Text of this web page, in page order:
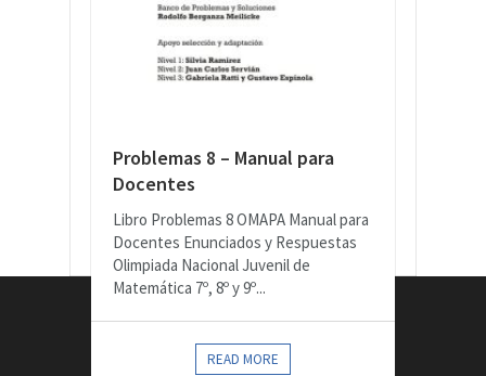
Problemas 8 – Manual para
Docentes
Libro Problemas 8 OMAPA Manual para
Docentes Enunciados y Respuestas
Olimpiada Nacional Juvenil de
Matemática 7º, 8º y 9º...
READ MORE